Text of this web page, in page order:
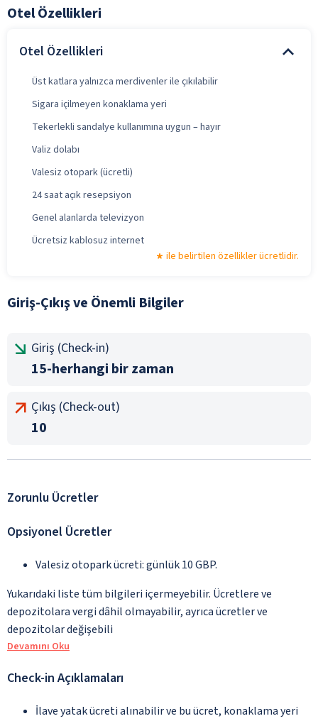
Otel Özellikleri
Otel Özellikleri
Üst katlara yalnızca merdivenler ile çıkılabilir
Sigara içilmeyen konaklama yeri
Tekerlekli sandalye kullanımına uygun – hayır
Valiz dolabı
Valesiz otopark (ücretli)
24 saat açık resepsiyon
Genel alanlarda televizyon
Ücretsiz kablosuz internet
ile belirtilen özellikler ücretlidir.
Giriş-Çıkış ve Önemli Bilgiler
Giriş (Check-in)
15-herhangi bir zaman
Çıkış (Check-out)
10
Zorunlu Ücretler
Opsiyonel Ücretler
Valesiz otopark ücreti: günlük 10 GBP.
Yukarıdaki liste tüm bilgileri içermeyebilir. Ücretlere ve
depozitolara vergi dâhil olmayabilir, ayrıca ücretler ve
depozitolar değişebili
Devamını Oku
Check-in Açıklamaları
İlave yatak ücreti alınabilir ve bu ücret, konaklama yeri